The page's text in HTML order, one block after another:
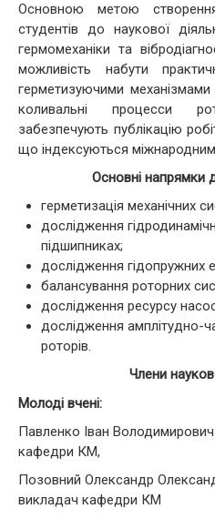
Основною метою
студентів до наукової
гермомеханіки та
можливість набути
герметизуючими
коливальні процесси
забезпечують публікацію
що індексуються
Основні напрямки
герметизація механічних
дослідження
підшипниках;
дослідження гідопружних
балансування роторних
дослідження ресурсу
дослідження амплітудно-
роторів.
Члени
Молоді вчені:
Павленко Іван
кафедри КМ,
Позовний Олександр
викладач кафедри КМ